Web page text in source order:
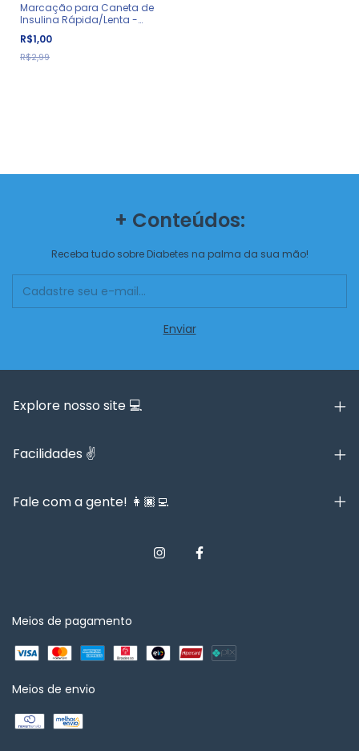
Marcação para Caneta de
Insulina Rápida/Lenta -
Diabetes
R$1,00
R$2,99
+ Conteúdos:
Receba tudo sobre Diabetes na palma da sua mão!
Explore nosso site 💻
Facilidades ✌️
Fale com a gente! 👩🏿‍💻
Meios de pagamento
Meios de envio